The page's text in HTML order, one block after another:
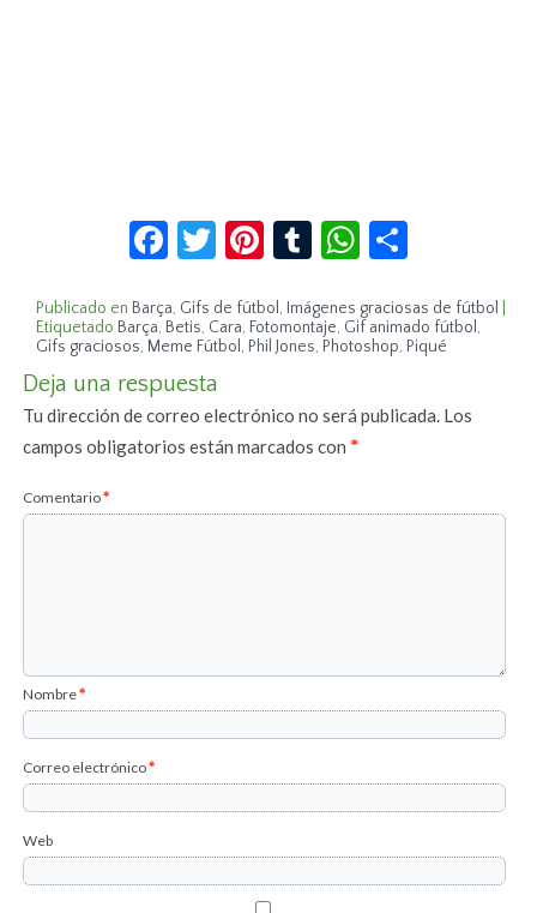
Facebook
Twitter
Pinterest
TumblrWhatsApp
Publicado en Barça, Gifs de fútbol , Imágenes graciosas de fútbol
Etiquetado Barça, Betis, Cara, Fotomontaje, Gif animado fútbol ,
Gifs graciosos, Meme Fútbol , Phil Jones, Photoshop, Piqué
Deja una respuesta
Tu dirección de correo electrónico no será publicada. Los
campos obligatorios están marcados con*
Comentario*
Nombre*
Correo electrónico*
Web